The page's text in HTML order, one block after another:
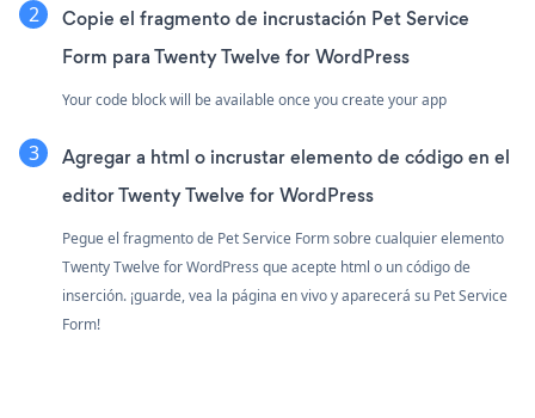
Copie el fragmento de incrustación Pet Service
Form para Twenty Twelve for WordPress
Your code block will be available once you create your app
Agregar a html o incrustar elemento de código en el
editor Twenty Twelve for WordPress
Pegue el fragmento de Pet Service Form sobre cualquier elemento
Twenty Twelve for WordPress que acepte html o un código de
inserción. ¡guarde, vea la página en vivo y aparecerá su Pet Service
Form!